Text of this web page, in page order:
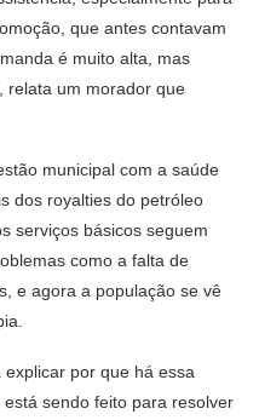
que antes contavam
é muito alta, mas
relata um morador que
municipal com a saúde
dos royalties do petróleo
serviços básicos seguem
como a falta de
e agora a população se vê
por que há essa
sendo feito para resolver